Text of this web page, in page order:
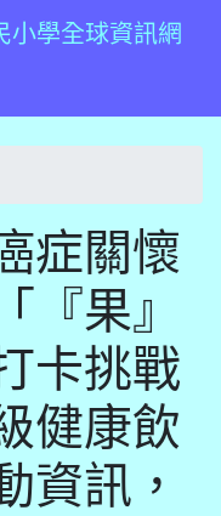
小學全球資訊網
症關懷
『果』
卡挑戰
健康飲
資訊，